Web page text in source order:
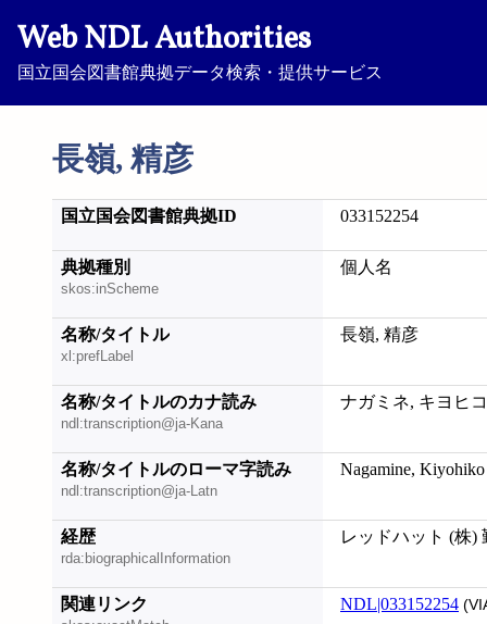
Web NDL Authorities
国立国会図書館典拠データ検索・提供サービス
長嶺, 精彦
国立国会図書館典拠ID 033152254
典拠種別
skos:inScheme
個人名
名称/タイトル
xl:prefLabel
長嶺, 精彦
名称/タイトルのカナ読み
ndl:transcription@ja-Kana
ナガミネ, キヨヒコ
名称/タイトルのローマ字読み
ndl:transcription@ja-Latn
Nagamine, Kiyohiko
経歴
rda:biographicalInformation
レッドハット (株)
関連リンク NDL|033152254